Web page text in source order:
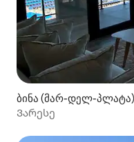
ბინა (მარ-დელ-პლატა)
Ვარესე